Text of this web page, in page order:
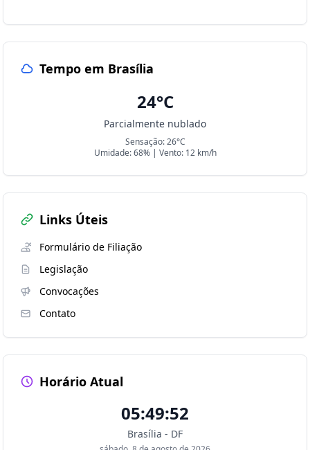
Tempo em Brasília
24°C
Parcialmente nublado
Sensação: 26°C
Umidade: 68% | Vento: 12 km/h
Links Úteis
Formulário de Filiação
Legislação
Convocações
Contato
Horário Atual
05:49:53
Brasília - DF